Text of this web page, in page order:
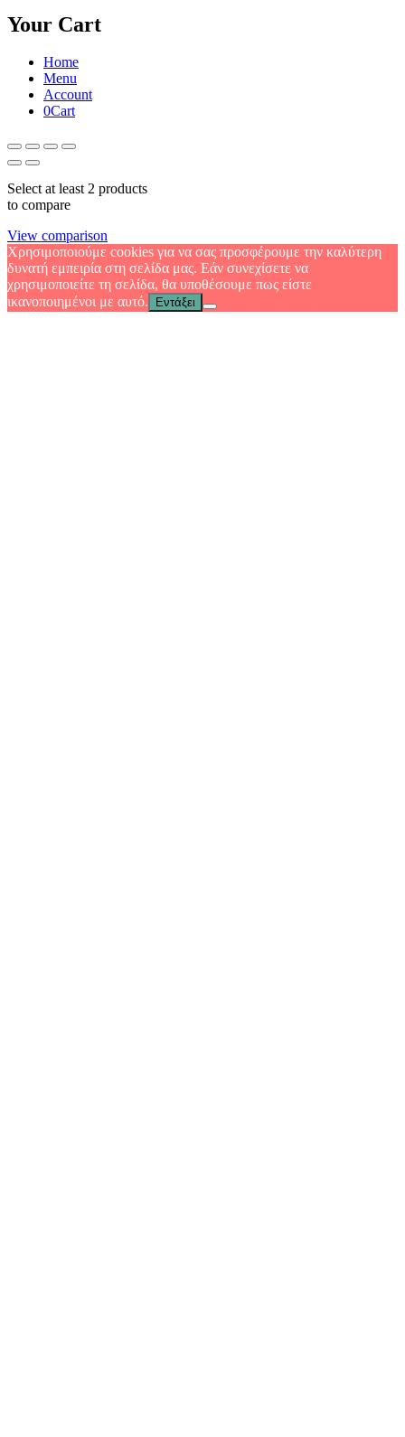
Your Cart
Home
Menu
Account
0Cart
Select at least 2 products
to compare
View comparison
Χρησιμοποιούμε cookies για να σας προσφέρουμε την καλύτερη
δυνατή εμπειρία στη σελίδα μας. Εάν συνεχίσετε να
χρησιμοποιείτε τη σελίδα, θα υποθέσουμε πως είστε
ικανοποιημένοι με αυτό.
Εντάξει